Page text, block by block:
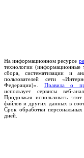
На информационном ресурсе
технологии (информационные
сбора, систематизации и
пользователей сети
Федерации)». Правила о
использует сервисы веб-
Продолжая использовать
файлов и других данных в
Срок обработки
дней.